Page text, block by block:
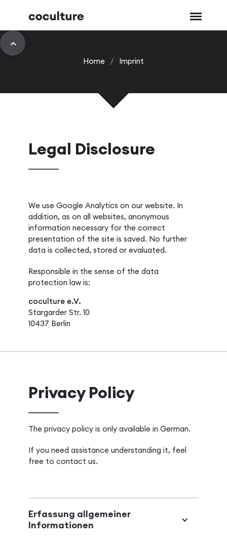
Home / Imprint
Legal Disclosure
We use Google Analytics on our website. In
addition, as on all websites, anonymous
information necessary for the correct
presentation of the site is saved. No further
data is collected, stored or evaluated.
Responsible in the sense of the data
protection law is:
coculture e.V.
Stargarder Str. 10
10437 Berlin
Privacy Policy
The privacy policy is only available in German.
If you need assistance understanding it, feel
free to contact us.
Erfassung allgemeiner
Informationen